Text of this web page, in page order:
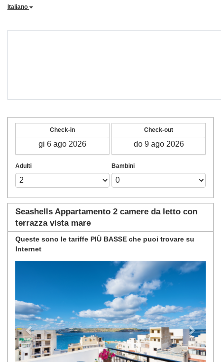
Italiano
Check-in Check-out
Adulti Bambini
Seashells Appartamento 2 camere da letto con
terrazza vista mare
Queste sono le tariffe PIÙ BASSE che puoi trovare su
Internet
Next